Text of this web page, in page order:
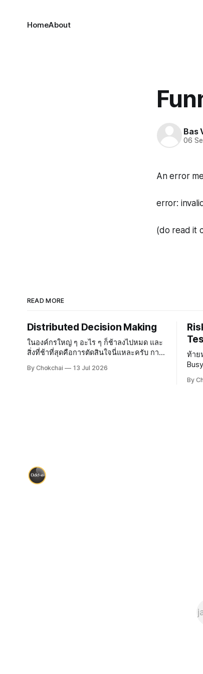
HomeAbout
Bas
06
An error
error:
(do read it
READ MORE
Distributed Decision Making
ในองค์กรใหญ่ ๆ อะไร ๆ ก็ช้าลงไปหมด และ
สิ่งที่ช้าที่สุดคือการตัดสินใจนี่แหละครับ การ
องค์กรที่มีบรรยากาศสบาย ๆ ทุกคนรู้สึก
By Chokchai 13 Jul 2026
ท้าย
ใหม่
By